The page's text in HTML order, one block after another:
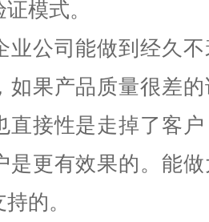
模式。
公司能做到经久不
如果产品质量很差
直接性是走掉了客
是更有效果的。能
的。